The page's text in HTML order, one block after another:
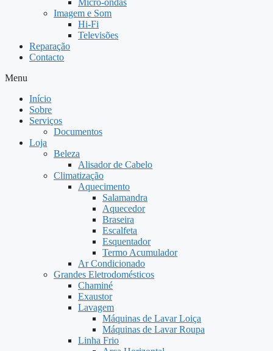
Micro-ondas
Imagem e Som
Hi-Fi
Televisões
Reparação
Contacto
Menu
Início
Sobre
Serviços
Documentos
Loja
Beleza
Alisador de Cabelo
Climatização
Aquecimento
Salamandra
Aquecedor
Braseira
Escalfeta
Esquentador
Termo Acumulador
Ar Condicionado
Grandes Eletrodomésticos
Chaminé
Exaustor
Lavagem
Máquinas de Lavar Loiça
Máquinas de Lavar Roupa
Linha Frio